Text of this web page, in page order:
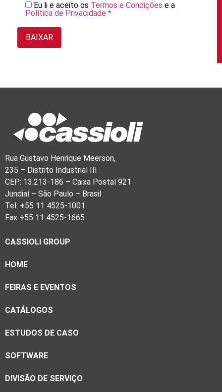
Eu li e aceito os Termos e Condições e a
Política de Privacidade *
Rua Gustavo Henrique Meerson,
235 – Distrito Industrial III
CEP: 13.213-186 – Caixa Postal 921
Jundiaí – São Paulo – Brasil
Tel. +55 11 4525-1001
Fax +55 11 4525-1665
CASSIOLI GROUP
HOME
FEIRAS E EVENTOS
CATÁLOGOS
ESTUDOS DE CASO
SOFTWARE
DIVISÃO DE SERVIÇO